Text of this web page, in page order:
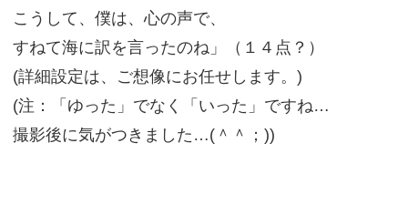
こうして、僕は、心の声で、
すねて海に訳を言ったのね」（１４点？）
(詳細設定は、ご想像にお任せします。)
(注：「ゆった」でなく「いった」ですね…
撮影後に気がつきました…(＾＾；))